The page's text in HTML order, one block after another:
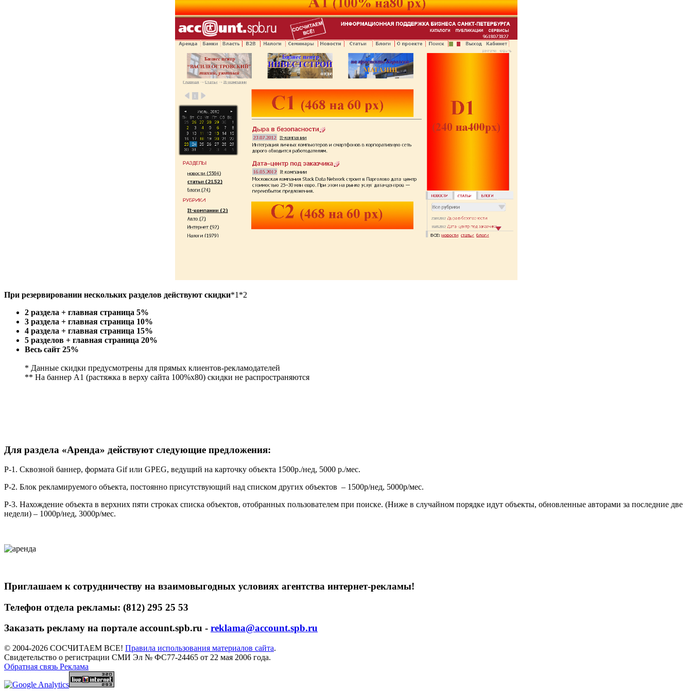
При резервировании нескольких разделов действуют скидки*1*2
2 раздела + главная страница 5%
3 раздела + главная страница 10%
4 раздела + главная страница 15%
5 разделов + главная страница 20%
Весь сайт 25%
* Данные скидки предусмотрены для прямых клиентов-рекламодателей
** На баннер A1 (растяжка в верху сайта 100%х80) скидки не распространяются
Для раздела «Аренда» действуют следующие предложения:
Р-1. Сквозной баннер, формата Gif или GPEG, ведущий на карточку объекта 1500р./нед, 5000 р./мес.
Р-2. Блок рекламируемого объекта, постоянно присутствующий над списком других объектов – 1500р/нед, 5000р/мес.
Р-3. Нахождение объекта в верхних пяти строках списка объектов, отобранных пользователем при поиске. (Ниже в случайном порядке идут объекты, обновленные авторами за последние две
недели) – 1000р/нед, 3000р/мес.
Приглашаем к сотрудничеству на взаимовыгодных условиях агентства интернет-рекламы!
Телефон отдела рекламы: (812) 295 25 53
Заказать рекламу на портале account.spb.ru - reklama@account.spb.ru
© 2004-2026 СОСЧИТАЕМ ВСЕ! Правила использования материалов сайта.
Свидетельство о регистрации СМИ Эл № ФС77-24465 от 22 мая 2006 года.
Обратная связь Реклама